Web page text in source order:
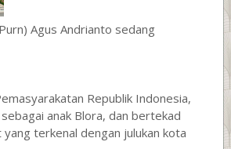
Agus Andrianto sedang
Republik Indonesia,
anak Blora, dan bertekad
terkenal dengan julukan kota